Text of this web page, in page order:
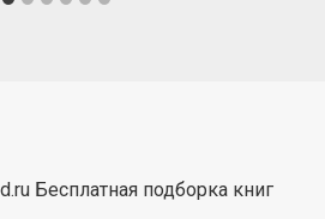
Бесплатная подборка книг